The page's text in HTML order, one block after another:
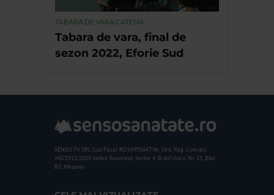
TABARA DE VARA CATENA
Tabara de vara, final de
sezon 2022, Eforie Sud
SENSO TV SRL Cod Fiscal: RO14950647 Nr. Ord. Reg. Com./an:
J40/2911/2005 Sediul: Bucuresti, Sector 4, B-dul Unirii, Nr. 15, Bloc
B3, Mezanin